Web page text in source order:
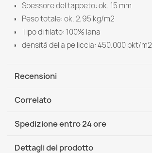
Spessore del tappeto: ok. 15 mm
Peso totale: ok. 2,95 kg/m2
Tipo di filato: 100% lana
densità della pelliccia: 450.000 pkt/m2
Recensioni
Correlato
Spedizione entro 24 ore
DHL / GLS International
Dettagli del prodotto